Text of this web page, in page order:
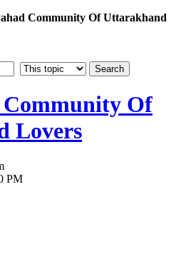
Community Of Uttarakhand
Of
Lovers
PM